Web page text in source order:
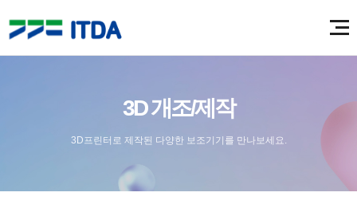
3D 개조/제작
3D프린터로 제작된 다양한 보조기기를 만나보세요.